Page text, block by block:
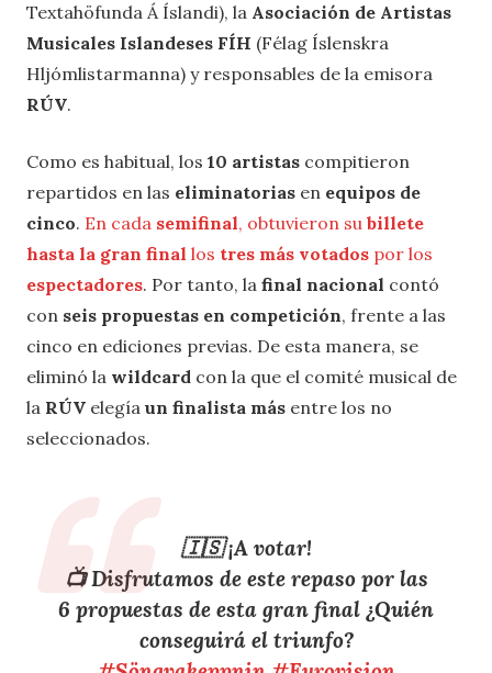
Textahöfunda Á Íslandi), la Asociación de Artistas
Musicales Islandeses FÍH (Félag Íslenskra
Hljómlistarmanna) y responsables de la emisora
RÚV.
Como es habitual, los 10 artistas compitieron
repartidos en las eliminatorias en equipos de
cinco. En cada semifinal, obtuvieron su billete
hasta la gran final los tres más votados por los
espectadores. Por tanto, la final nacional contó
con seis propuestas en competición, frente a las
cinco en ediciones previas. De esta manera, se
eliminó la wildcard con la que el comité musical de
la RÚV elegía un finalista más entre los no
seleccionados.
🇮🇸 ¡A votar!
📺 Disfrutamos de este repaso por las
6 propuestas de esta gran final ¿Quién
conseguirá el triunfo?